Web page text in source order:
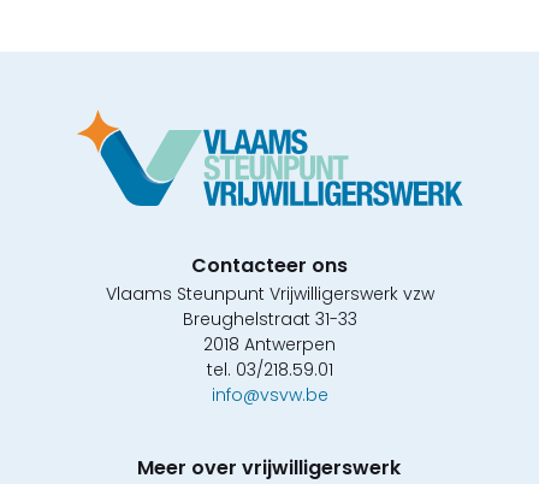
Contacteer ons
Vlaams Steunpunt Vrijwilligerswerk vzw
Breughelstraat 31-33
2018 Antwerpen
tel. 03/218.59.01
info@vsvw.be
Meer over vrijwilligerswerk